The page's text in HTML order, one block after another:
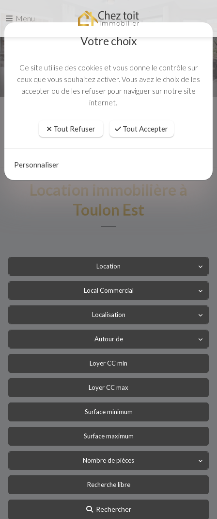
Menu
Location immobilière à
Toulon Est
Location
Local Commercial
Localisation
Autour de
Nombre de pièces
Rechercher
Votre choix
Ce site utilise des cookies et vous donne le contrôle sur
ceux que vous souhaitez activer. Vous avez le choix de les
accepter ou de les refuser pour naviguer sur notre site
internet.
Tout Refuser Tout Accepter
Personnaliser